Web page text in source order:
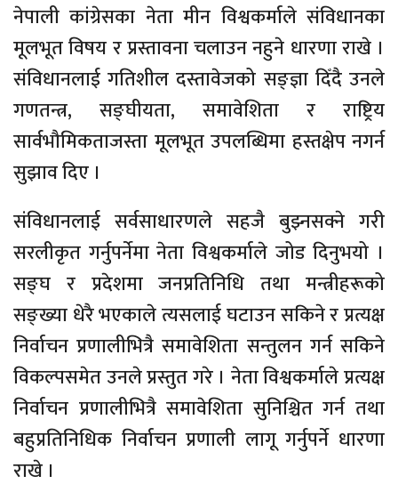
नेपाली कांग्रेसका नेता मीन विश्वकर्माले संविधानका
मूलभूत विषय र प्रस्तावना चलाउन नहुने धारणा राखे ।
संविधानलाई गतिशील दस्तावेजको सङ्ज्ञा दिँदै उनले
गणतन्त्र, सङ्घीयता, समावेशिता र राष्ट्रिय
सार्वभौमिकताजस्ता मूलभूत उपलब्धिमा हस्तक्षेप नगर्न
सुझाव दिए ।
संविधानलाई सर्वसाधारणले सहजै बुझ्नसक्ने गरी
सरलीकृत गर्नुपर्नेमा नेता विश्वकर्माले जोड दिनुभयो ।
सङ्घ र प्रदेशमा जनप्रतिनिधि तथा मन्त्रीहरूको
सङ्ख्या धेरै भएकाले त्यसलाई घटाउन सकिने र प्रत्यक्ष
निर्वाचन प्रणालीभित्रै समावेशिता सन्तुलन गर्न सकिने
विकल्पसमेत उनले प्रस्तुत गरे । नेता विश्वकर्माले प्रत्यक्ष
निर्वाचन प्रणालीभित्रै समावेशिता सुनिश्चित गर्न तथा
बहुप्रतिनिधिक निर्वाचन प्रणाली लागू गर्नुपर्ने धारणा
राखे ।